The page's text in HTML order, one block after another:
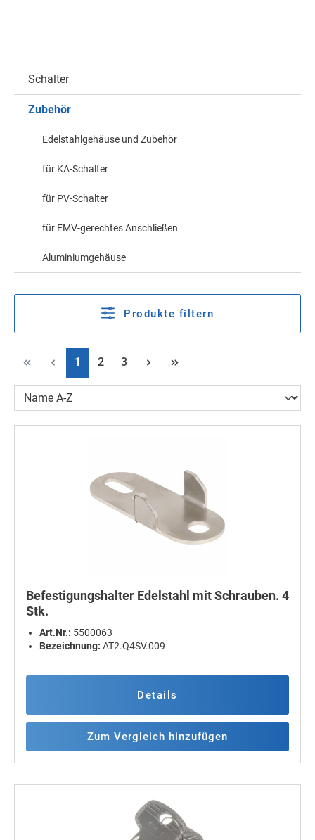
Schalter
Zubehör
Edelstahlgehäuse und Zubehör
für KA-Schalter
für PV-Schalter
für EMV-gerechtes Anschließen
Aluminiumgehäuse
Produkte filtern
Seite
1 Seite
2 Seite
3
Befestigungshalter Edelstahl mit Schrauben. 4
Stk.
Art.Nr.: 5500063
Bezeichnung: AT2.Q4SV.009
Details
Zum Vergleich hinzufügen